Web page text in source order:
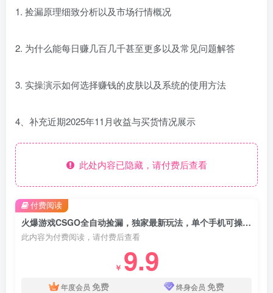
1. 捡漏原理细致分析以及市场行情概况
2. 为什么能每日赚几百几千甚至更多以及常见问题解答
3. 实操演示如何选择赚钱的皮肤以及系统的使用方法
4、补充近期2025年11月收益与买货情况展示
此处内容已隐藏，请付费后查看
火爆游戏CSGO全自动捡漏，独家最新玩法，单个手机可操作，新手小白日入500+
此内容为付费阅读，请付费后查看
￥ 9.9
年度会员 免费 终身会员 免费
付费阅读